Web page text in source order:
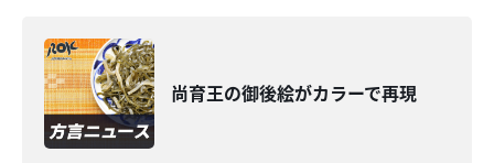
尚育王の御後絵がカラーで再現